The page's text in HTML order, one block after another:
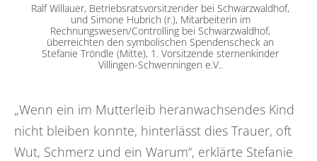
Ralf Willauer, Betriebsratsvorsitzender bei Schwarzwaldhof,
und Simone Hubrich (r.), Mitarbeiterin im
Rechnungswesen/Controlling bei Schwarzwaldhof,
überreichten den symbolischen Spendenscheck an
Stefanie Tröndle (Mitte), 1. Vorsitzende sternenkinder
Villingen-Schwenningen e.V..
„Wenn ein im Mutterleib heranwachsendes Kind
nicht bleiben konnte, hinterlässt dies Trauer, oft
Wut, Schmerz und ein Warum“, erklärte Stefanie